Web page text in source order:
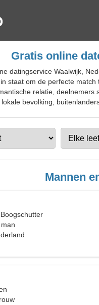
Gratis online
datingservice Waalwijk,
staat om de perfecte
relatie,
bevolking,
Mannen